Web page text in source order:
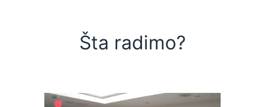
Šta radimo?